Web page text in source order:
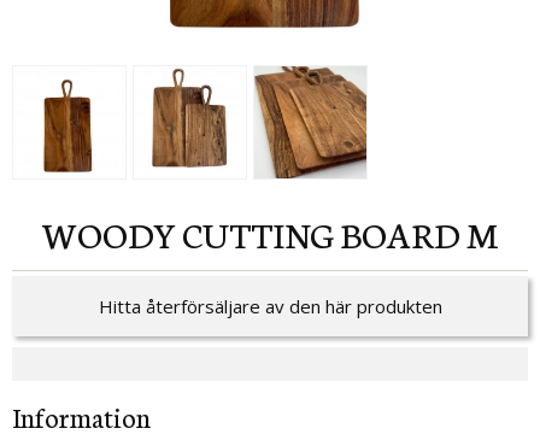
WOODY CUTTING BOARD M
Hitta återförsäljare av den här produkten
Information